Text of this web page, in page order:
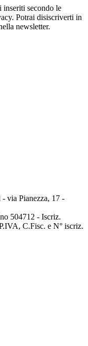
inseriti secondo le
Potrai disiscriverti in
newsletter.
via Pianezza, 17 -
504712 - Iscriz.
C.Fisc. e N° iscriz.